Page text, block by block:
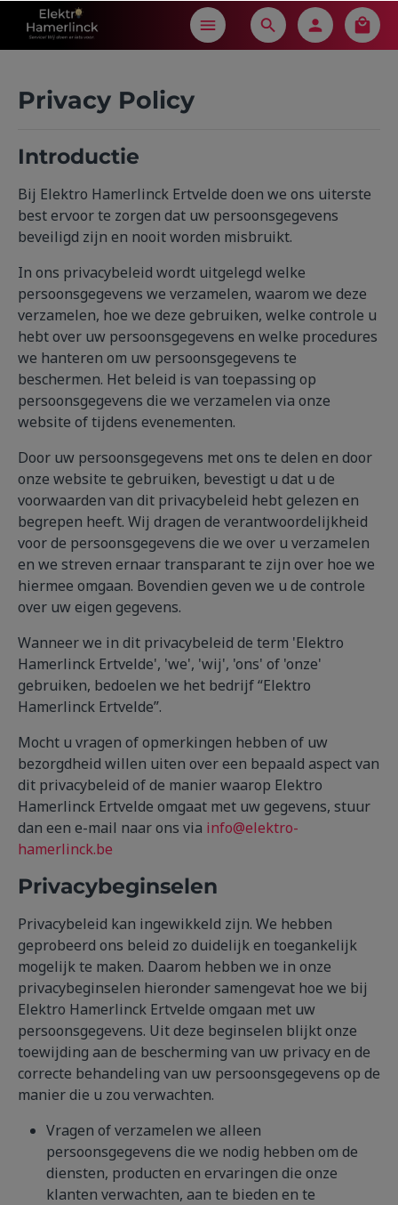
content
Privacy Policy
Introductie
Bij Elektro Hamerlinck Ertvelde doen we ons uiterste
best ervoor te zorgen dat uw persoonsgegevens
beveiligd zijn en nooit worden misbruikt.
In ons privacybeleid wordt uitgelegd welke
persoonsgegevens we verzamelen, waarom we deze
verzamelen, hoe we deze gebruiken, welke controle u
hebt over uw persoonsgegevens en welke procedures
we hanteren om uw persoonsgegevens te
beschermen. Het beleid is van toepassing op
persoonsgegevens die we verzamelen via onze
website of tijdens evenementen.
Door uw persoonsgegevens met ons te delen en door
onze website te gebruiken, bevestigt u dat u de
voorwaarden van dit privacybeleid hebt gelezen en
begrepen heeft. Wij dragen de verantwoordelijkheid
voor de persoonsgegevens die we over u verzamelen
en we streven ernaar transparant te zijn over hoe we
hiermee omgaan. Bovendien geven we u de controle
over uw eigen gegevens.
Wanneer we in dit privacybeleid de term 'Elektro
Hamerlinck Ertvelde', 'we', 'wij', 'ons' of 'onze'
gebruiken, bedoelen we het bedrijf “Elektro
Hamerlinck Ertvelde”.
Mocht u vragen of opmerkingen hebben of uw
bezorgdheid willen uiten over een bepaald aspect van
dit privacybeleid of de manier waarop Elektro
Hamerlinck Ertvelde omgaat met uw gegevens, stuur
dan een e-mail naar ons via info@elektro-
hamerlinck.be
Privacybeginselen
Privacybeleid kan ingewikkeld zijn. We hebben
geprobeerd ons beleid zo duidelijk en toegankelijk
mogelijk te maken. Daarom hebben we in onze
privacybeginselen hieronder samengevat hoe we bij
Elektro Hamerlinck Ertvelde omgaan met uw
persoonsgegevens. Uit deze beginselen blijkt onze
toewijding aan de bescherming van uw privacy en de
correcte behandeling van uw persoonsgegevens op de
manier die u zou verwachten.
Vragen of verzamelen we alleen
persoonsgegevens die we nodig hebben om de
diensten, producten en ervaringen die onze
klanten verwachten, aan te bieden en te